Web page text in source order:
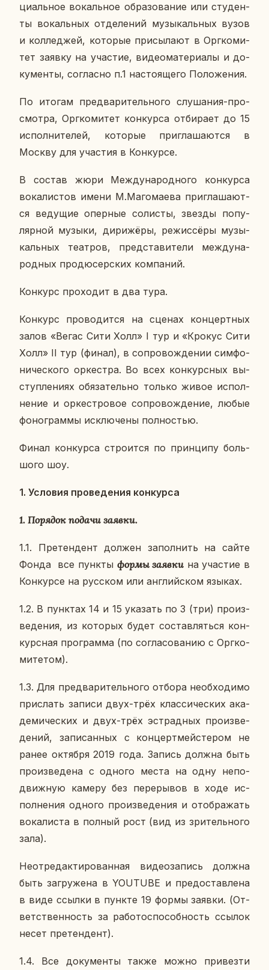
ци­аль­ное во­каль­ное об­ра­зо­ва­ние или сту­ден­
ты во­каль­ных от­де­ле­ний му­зы­каль­ных вузов
и кол­ле­джей, ко­то­рые при­сы­ла­ют в Орг­ко­ми­
тет заявку на уча­стие, ви­део­ма­те­ри­а­лы и до­
ку­мен­ты, со­глас­но п.1 на­сто­я­ще­го По­ло­же­ния.
По итогам пред­ва­ри­тель­но­го слу­ша­ния-про­
смот­ра, Орг­ко­ми­тет кон­кур­са от­би­ра­ет до 15
ис­пол­ни­те­лей, ко­то­рые при­гла­ша­ют­ся в
Москву для уча­стия в Кон­кур­се.
В состав жюри Меж­ду­на­род­но­го кон­кур­са
во­ка­ли­стов имени М.Ма­го­ма­е­ва при­гла­ша­ют­
ся ве­ду­щие опер­ные со­ли­сты, звезды по­пу­
ляр­ной музыки, ди­ри­жё­ры, ре­жис­сё­ры му­зы­
каль­ных те­ат­ров, пред­ста­ви­те­ли меж­ду­на­
род­ных про­дю­сер­ских ком­па­ний.
Кон­курс про­хо­дит в два тура.
Кон­курс про­во­дит­ся на сценах кон­церт­ных
залов «Вегас Сити Холл» I тур и «Крокус Сити
Холл» II тур (финал), в со­про­вож­де­нии сим­фо­
ни­че­ско­го ор­кест­ра. Во всех кон­курс­ных вы­
ступ­ле­ни­ях обя­за­тель­но только живое ис­пол­
не­ние и ор­кест­ро­вое со­про­вож­де­ние, любые
фо­но­грам­мы ис­клю­че­ны пол­но­стью.
Финал кон­кур­са стро­ит­ся по прин­ци­пу боль­
шо­го шоу.
1. Усло­вия про­ве­де­ния кон­кур­са
1. По­ря­док подачи заявки.
1.1. Пре­тен­дент должен за­пол­нить на сайте
Фонда
все пункты формы заявки на уча­стие в
Кон­кур­се на рус­ском или ан­глий­ском языках.
1.2. В пунк­тах 14 и 15 ука­зать по 3 (три) про­из­
ве­де­ния, из ко­то­рых будет со­став­лять­ся кон­
курс­ная про­грам­ма (по со­гла­со­ва­нию с Орг­ко­
ми­те­том).
1.3. Для пред­ва­ри­тель­но­го отбора необ­хо­ди­мо
при­слать записи двух-трёх клас­си­че­ских ака­
де­ми­че­ских и двух-трёх эст­рад­ных про­из­ве­
де­ний, за­пи­сан­ных с кон­церт­мей­сте­ром не
ранее ок­тяб­ря 2019 года. Запись должна быть
про­из­ве­де­на с одного места на одну непо­
движ­ную камеру без пе­ре­ры­вов в ходе ис­
пол­не­ния одного про­из­ве­де­ния и отоб­ра­жать
во­ка­ли­ста в полный рост (вид из зри­тель­но­го
зала).
Неот­ре­дак­ти­ро­ван­ная ви­део­за­пись должна
быть за­гру­же­на в YOUTUBE и предо­став­ле­на
в виде ссылки в пункте 19 формы заявки. (От­
вет­ствен­ность за ра­бо­то­спо­соб­ность ссылок
несет пре­тен­дент).
1.4. Все до­ку­мен­ты также можно при­вез­ти